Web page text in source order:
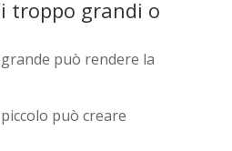
troppo grandi o
può rendere la
può creare